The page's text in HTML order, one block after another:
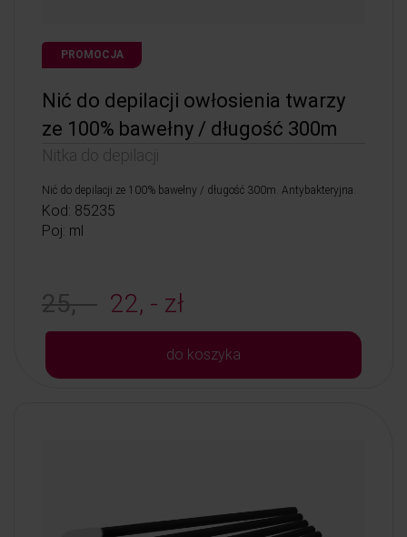
PROMOCJA
Nić do depilacji owłosienia twarzy
ze 100% bawełny / długość 300m
Nitka do depilacji
Nić do depilacji ze 100% bawełny / długość 300m. Antybakteryjna.
Kod: 85235
Poj: ml
25, - 22, - zł
do koszyka